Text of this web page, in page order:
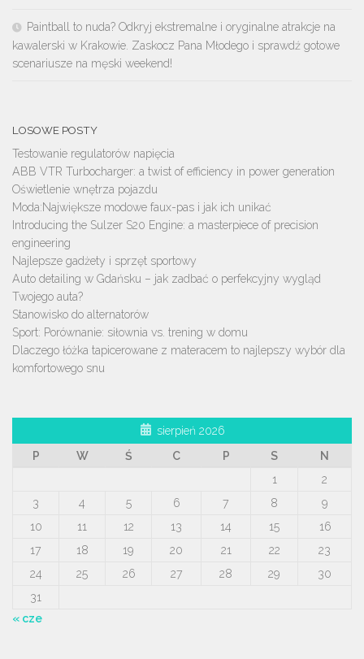
Paintball to nuda? Odkryj ekstremalne i oryginalne atrakcje na
kawalerski w Krakowie. Zaskocz Pana Młodego i sprawdź gotowe
scenariusze na męski weekend!
LOSOWE POSTY
Testowanie regulatorów napięcia
ABB VTR Turbocharger: a twist of efficiency in power generation
Oświetlenie wnętrza pojazdu
Moda:Największe modowe faux-pas i jak ich unikać
Introducing the Sulzer S20 Engine: a masterpiece of precision
engineering
Najlepsze gadżety i sprzęt sportowy
Auto detailing w Gdańsku – jak zadbać o perfekcyjny wygląd
Twojego auta?
Stanowisko do alternatorów
Sport: Porównanie: siłownia vs. trening w domu
Dlaczego łóżka tapicerowane z materacem to najlepszy wybór dla
komfortowego snu
sierpień 2026
P
W Ś C P S
N
1
2
3
4 5 6 7 8
9
10
11 12 13 14 15
16
17
18 19 20 21 22
23
24
25 26 27 28 29
30
31
« cze